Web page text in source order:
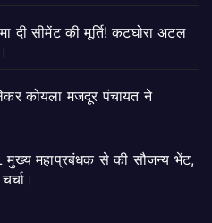
दी सीमेंट की मूर्ति! कटघोरा अटल
कोयला मजदूर पंचायत ने
महाप्रबंधक से की सौजन्य भेंट,